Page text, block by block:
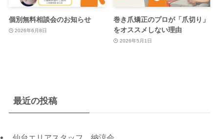
個別無料相談会のお知らせ
2026年6月8日
巻き爪矯正のプロが「爪切り」
をオススメしない理由
2026年5月1日
最近の投稿